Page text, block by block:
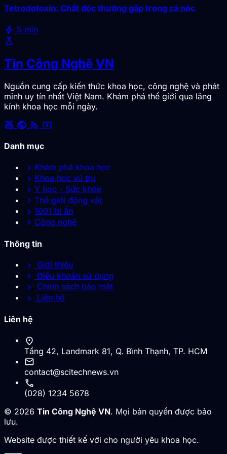
Tetrodotoxin: Chất độc thường gặp trong cá nóc
bolt 5 min
science
Tin Công Nghệ VN
Nguồn cung cấp kiến thức khoa học, công nghệ và phát
minh uy tín nhất Việt Nam. Khám phá thế giới qua lăng
kính khoa học mỗi ngày.
social_leaderboard public rss_feed smart_display
Danh mục
chevron_right Khám phá khoa học
chevron_right Khoa học vũ trụ
chevron_right Y học - Sức khỏe
chevron_right Thế giới động vật
chevron_right 1001 bí ẩn
chevron_right Công nghệ
Thông tin
chevron_right Giới thiệu
chevron_right Điều khoản sử dụng
chevron_right Chính sách bảo mật
chevron_right Liên hệ
Liên hệ
location_on
Tầng 42, Landmark 81, Q. Bình Thạnh, TP. HCM
mail
contact@scitechnews.vn
call
(028) 1234 5678
© 2026 Tin Công Nghệ VN. Mọi bản quyền được bảo
lưu.
Website được thiết kế với cho người yêu khoa học.